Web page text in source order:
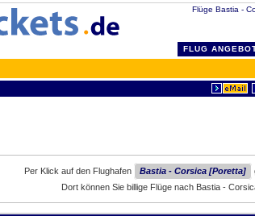
Flüge Bastia -
FLUG
Per Klick auf den Flughafen Bastia - Corsica [Poretta]
Dort können Sie billige Flüge nach Bastia -